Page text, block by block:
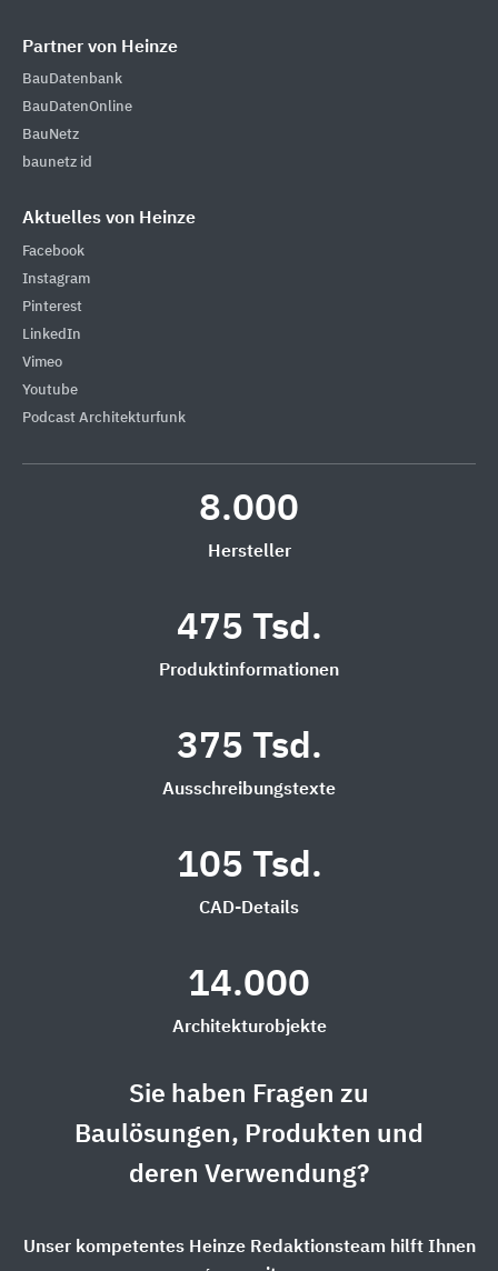
Partner von Heinze
BauDatenbank
BauDatenOnline
BauNetz
baunetz id
Aktuelles von Heinze
Facebook
Instagram
Pinterest
LinkedIn
Vimeo
Youtube
Podcast Architekturfunk
8.000
Hersteller
475 Tsd.
Produktinformationen
375 Tsd.
Ausschreibungstexte
105 Tsd.
CAD-Details
14.000
Architekturobjekte
Sie haben Fragen zu
Baulösungen, Produkten und
deren Verwendung?
Unser kompetentes Heinze Redaktionsteam hilft Ihnen